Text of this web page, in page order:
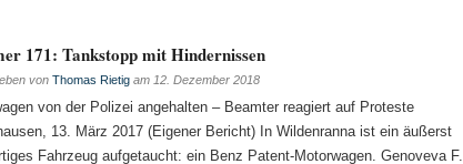
171: Tankstopp mit Hindernissen
von Thomas Rietig am 12. Dezember 2018
von der Polizei angehalten – Beamter reagiert auf Proteste
13. März 2017 (Eigener Bericht) In Wildenranna ist ein äußerst
Fahrzeug aufgetaucht: ein Benz Patent-Motorwagen. Genoveva F.